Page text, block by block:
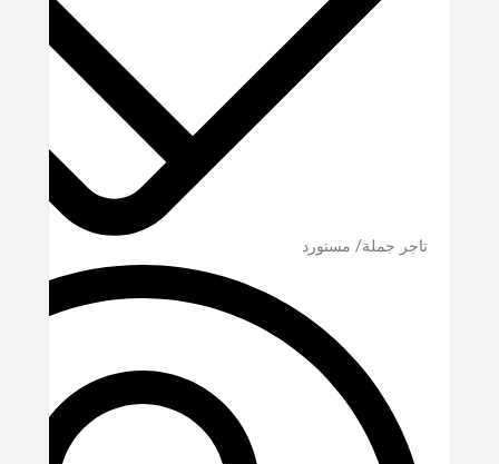
تاجر جملة/ مستورد